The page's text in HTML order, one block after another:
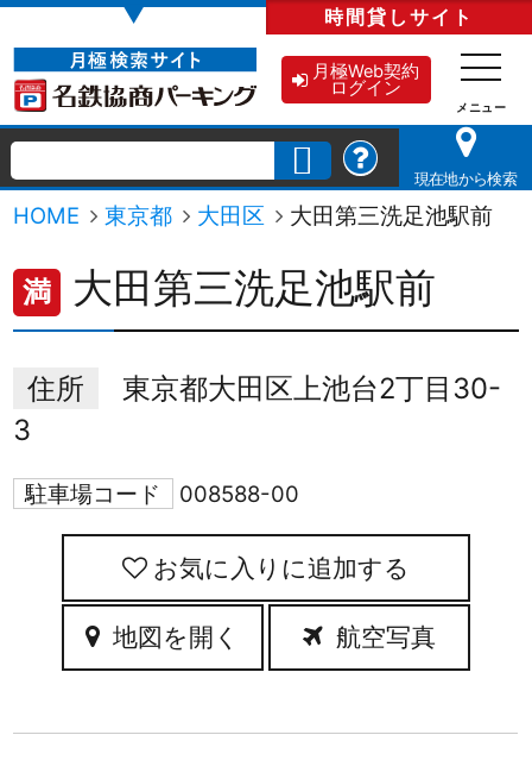
▼ 時間貸しサイト
月極Web契約
ログイン
現在地から検索
HOME 東京都 大田区 大田第三洗足池駅前
満 大田第三洗足池駅前
住所
東京都大田区上池台2丁目30-
3
駐車場コード 008588-00
お気に入りに追加
地図を開く 航空写真